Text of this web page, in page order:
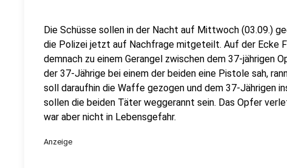
Die Schüsse sollen in der Nacht auf Mittwoch (03.09.)
die Polizei jetzt auf Nachfrage mitgeteilt. Auf der Ecke
demnach zu einem Gerangel zwischen dem 37-jährigen
der 37-Jährige bei einem der beiden eine Pistole sah,
soll daraufhin die Waffe gezogen und dem 37-Jährigen
sollen die beiden Täter weggerannt sein. Das Opfer
war aber nicht in Lebensgefahr.
Anzeige